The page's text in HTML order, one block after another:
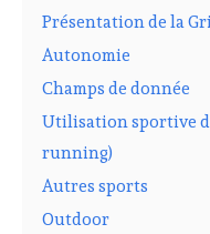
Présentation de la
Autonomie
Champs de donnée
Utilisation sportive
running)
Autres sports
Outdoor